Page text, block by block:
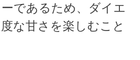
であるため、ダイエ
な甘さを楽しむこと